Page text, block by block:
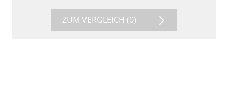
ZUM VERGLEICH (0)